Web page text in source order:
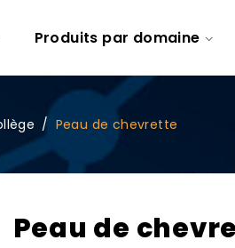
Produits par domaine
/ Peau de chevrette
Peau de